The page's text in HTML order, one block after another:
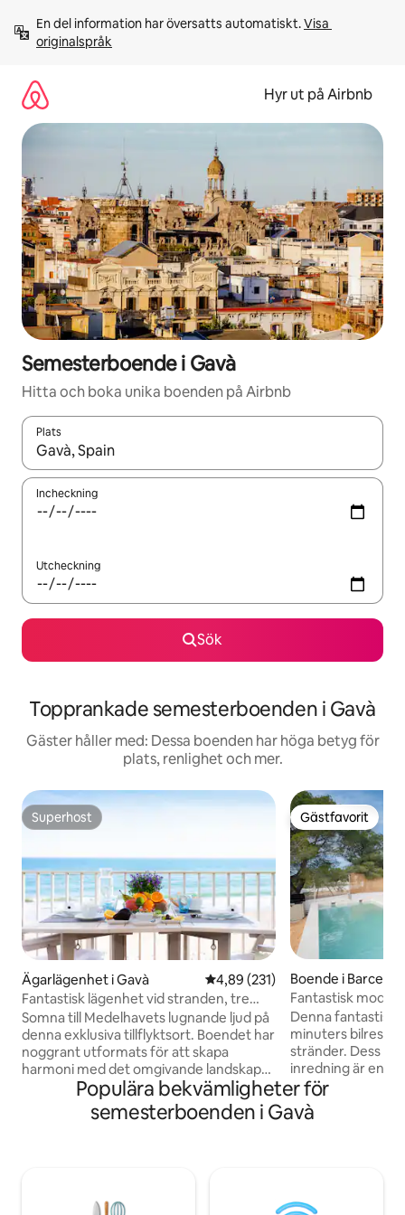
innehåll
En del information har översatts automatiskt. Visa
originalspråk
Hyr ut på Airbnb
Semesterboende i Gavà
Hitta och boka unika boenden på Airbnb
Plats
När resultaten är tillgängliga kan du navigera med upp- och
Incheckning
Utcheckning
Sök
Topprankade semesterboenden i Gavà
Gäster håller med: Dessa boenden har höga betyg för
plats, renlighet och mer.
Superhost
Superhost
Ägarlägenhet i Gavà 4,89 av 5 i genomsnittligt
4,89 (231)
Fantastisk lägenhet vid stranden, tre
balkonger, havsutsikt
Somna till Medelhavets lugnande ljud på
denna exklusiva tillflyktsort. Boendet har
noggrant utformats för att skapa
harmoni med det omgivande landskapet
genom naturliga ytor, neutrala toner och
smakfull inredning. Titta på
soluppgången från östra balkongen, njut
eftersom du får hela våningen i
Gästfavorit
Gästfavorit
Boende i
Fantastisk
havsutsikt,
Denna
minuters bilresa
stränder. Dess
inredning är
moderna ytor.
gör denna Villa
regionen.
familjebastu och
Populära bekvämligheter för
semesterboenden i Gavà